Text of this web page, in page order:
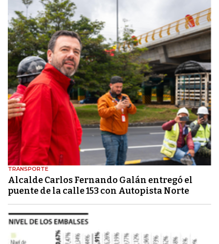
TRANSPORTE
Alcalde Carlos Fernando Galán entregó el
puente de la calle 153 con Autopista Norte